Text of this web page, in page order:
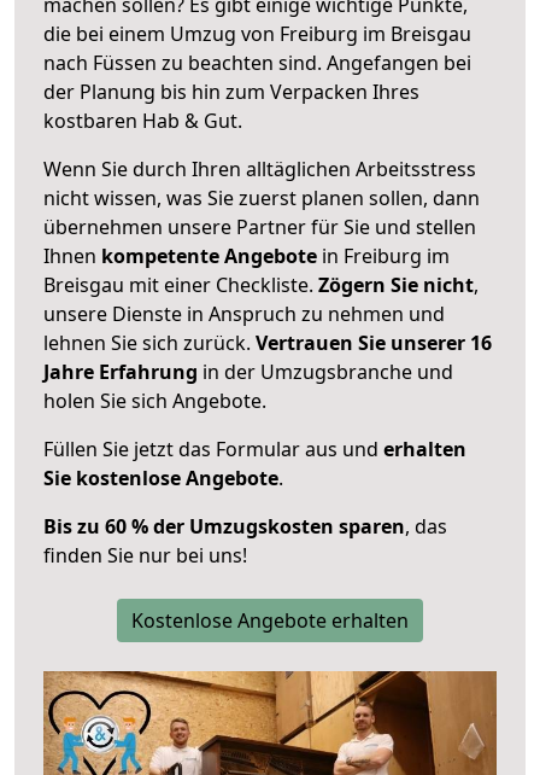
die bei einem Umzug von Freiburg im Breisgau
nach Füssen zu beachten sind. Angefangen bei
der Planung bis hin zum Verpacken Ihres
kostbaren Hab & Gut.
Wenn Sie durch Ihren alltäglichen Arbeitsstress
nicht wissen, was Sie zuerst planen sollen, dann
übernehmen unsere Partner für Sie und stellen
Ihnen kompetente Angebote in Freiburg im
Breisgau mit einer Checkliste. Zögern Sie nicht,
unsere Dienste in Anspruch zu nehmen und
lehnen Sie sich zurück. Vertrauen Sie unserer 16
Jahre Erfahrung in der Umzugsbranche und
holen Sie sich Angebote.
Füllen Sie jetzt das Formular aus und erhalten
Sie kostenlose Angebote.
Bis zu 60 % der Umzugskosten sparen, das
finden Sie nur bei uns!
Kostenlose Angebote erhalten